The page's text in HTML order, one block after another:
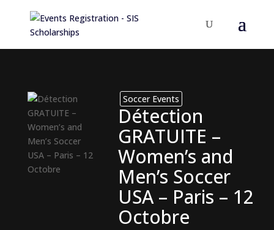
Soccer Events
Détection
GRATUITE –
Women’s and
Men’s Soccer
USA – Paris – 12
Octobre